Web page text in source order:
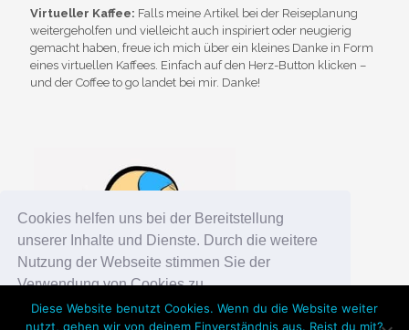
Cookies helfen uns bei der Bereitstellung
unserer Inhalte und Dienste. Durch die weitere
Nutzung der Webseite stimmen Sie der
Verwendung von Cookies zu.
Virtueller Kaffee: Falls meine Artikel bei der Reiseplanung
weitergeholfen und vielleicht auch inspiriert oder neugierig
gemacht haben, freue ich mich über ein kleines Danke in Form
eines virtuellen Kaffees. Einfach auf den Herz-Button klicken –
und der Coffee to go landet bei mir. Danke!
Diese Website benutzt Cookies. Wenn du die Website weiter
nutzt, gehen wir von deinem Einverständnis aus. Reist du mit?